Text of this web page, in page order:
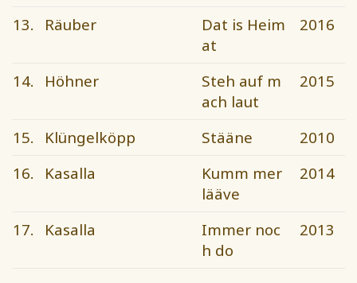
13. Räuber
Dat is Heim
at
2016
14. Höhner
Steh auf m
ach laut
2015
15. Klüngelköpp Stääne
2010
16.
Kasalla
Kumm mer
lääve
2014
17. Kasalla
Immer noc
h do
2013